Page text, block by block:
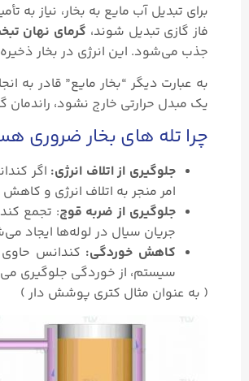
برای تبدیل آب مایع به بخار، نیاز
فاز گازی تبدیل شوند، گرمای نهان
جذب می‌شود. این انرژی در بخار
به عبارت دیگر “بخار مایع” قادر به
یک مبدل حرارتی خارج نشود، راندمان
چرا تله های بخار ضروری
جلوگیری از اتلاف انرژی: اگر
امر منجر به اتلاف انرژی و
جلوگیری از ضربه قوچ: تجمع
جریان سیال در لوله‌ها ایجاد
کاهش خوردگی: کندانس
سیستم، از خوردگی جلوگیری
( به عنوان مثال کتری پوشش دار )